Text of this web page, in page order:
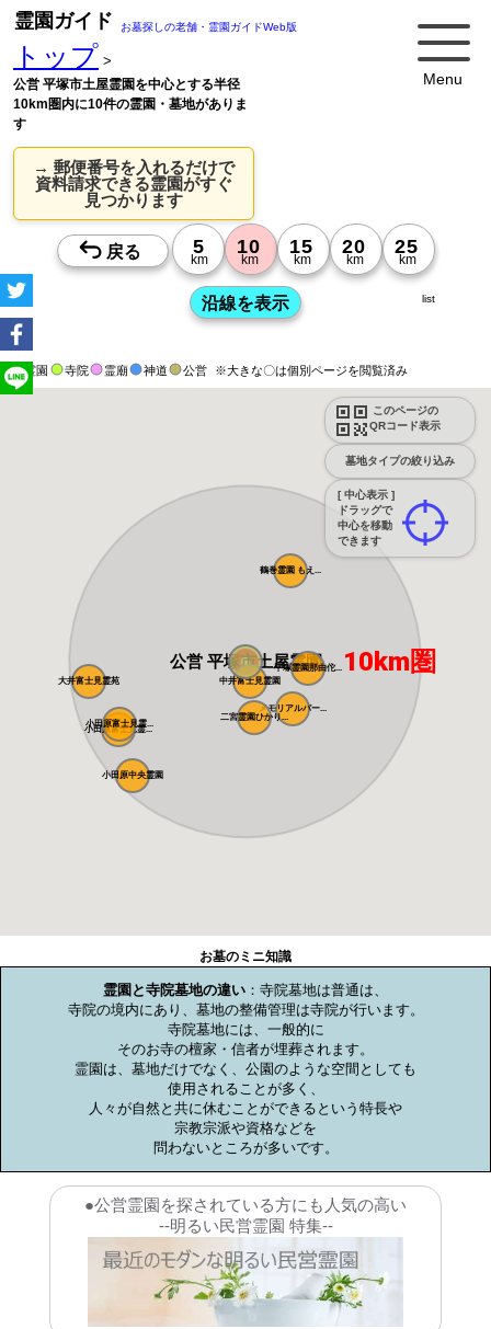
Menu
霊園ガイド お墓探しの老舗・霊園ガイドWeb版
トップ >
公営 平塚市土屋霊園を中心とする半径
10km圏内に10件の霊園・墓地がありま
す
→ 郵便番号を入れるだけで
資料請求できる霊園がすぐ
見つかります
霊園 寺院 霊廟 神道 公営 ※大きな〇は個別ページを閲覧済み
このページの
QRコード表示
墓地タイプの絞り込み
[ 中心表示 ]
ドラッグで
中心を移動
できます
list
鶴巻霊園 もえ...
小田原富士見霊...
中井富士見霊園
メモリアルパー...
二宮霊園ひかり...
平塚霊園那由佗...
小田原中央霊園
小田原富士見霊...
大井富士見霊苑
公営 平塚市土屋霊園 10km圏
お墓のミニ知識
霊園と寺院墓地の違い ：寺院墓地は普通は、
寺院の境内にあり、墓地の整備管理は寺院が行います。
寺院墓地には、一般的に
そのお寺の檀家・信者が埋葬されます。
霊園は、墓地だけでなく、公園のような空間としても
使用されることが多く、
人々が自然と共に休むことができるという特長や
宗教宗派や資格などを
問わないところが多いです。
●公営霊園を探されている方にも人気の高い
--明るい民営霊園 特集--